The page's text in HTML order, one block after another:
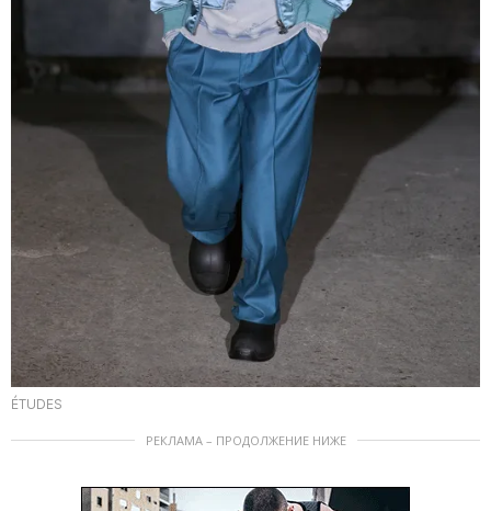
ÉTUDES
РЕКЛАМА – ПРОДОЛЖЕНИЕ НИЖЕ